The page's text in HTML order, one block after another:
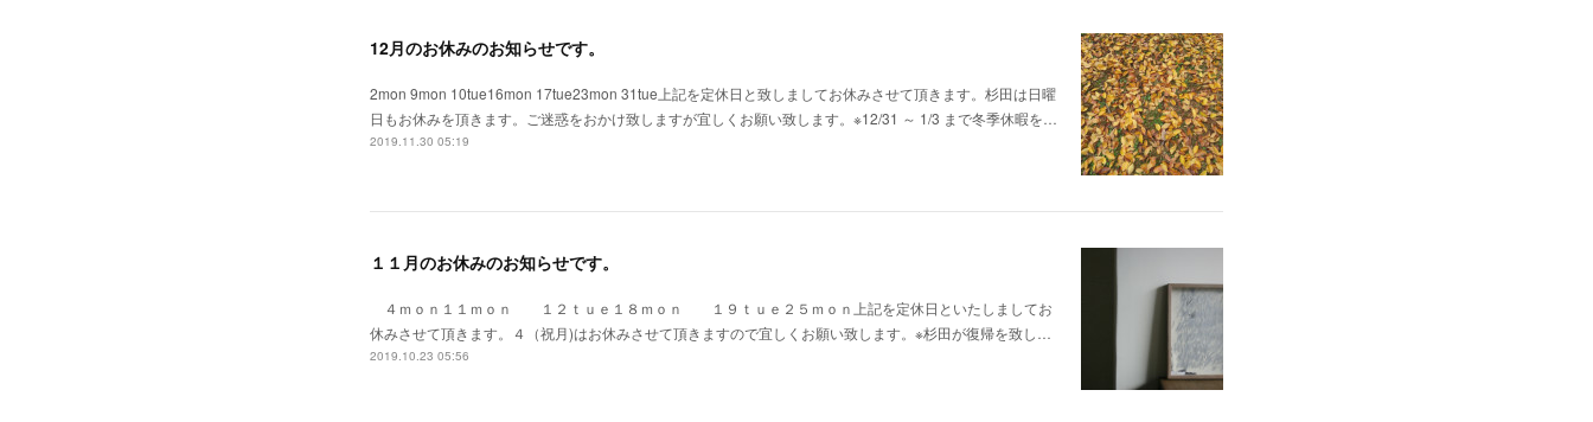
12月のお休みのお知らせです。
2mon 9mon 10tue16mon 17tue23mon 31tue上記を定休日と致しましてお休みさせて頂きます。杉田は日曜
日もお休みを頂きます。ご迷惑をおかけ致しますが宜しくお願い致します。※12/31 ～ 1/3 まで冬季休暇を…
2019.11.30 05:19
１１月のお休みのお知らせです。
４ｍｏｎ１１ｍｏｎ １２ｔｕｅ１８ｍｏｎ １９ｔｕｅ２５ｍｏｎ上記を定休日といたしましてお
休みさせて頂きます。４（祝月)はお休みさせて頂きますので宜しくお願い致します。※杉田が復帰を致し…
2019.10.23 05:56